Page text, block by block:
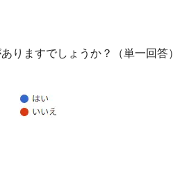
りますでしょうか？（単一回答）